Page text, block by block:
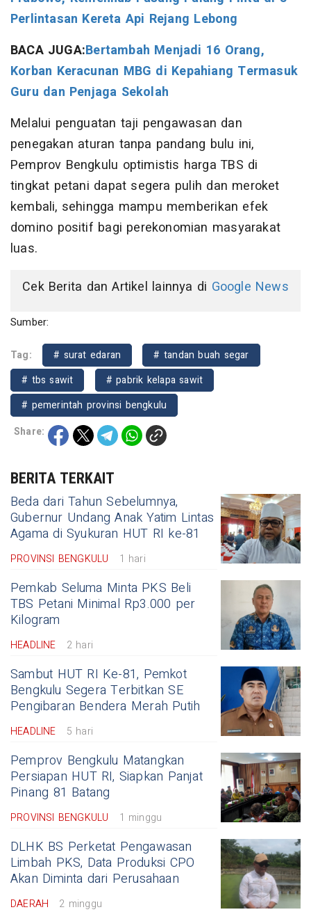
Perlintasan Kereta Api Rejang Lebong
BACA JUGA:Bertambah Menjadi 16 Orang,
Korban Keracunan MBG di Kepahiang Termasuk
Guru dan Penjaga Sekolah
Melalui penguatan taji pengawasan dan
penegakan aturan tanpa pandang bulu ini,
Pemprov Bengkulu optimistis harga TBS di
tingkat petani dapat segera pulih dan meroket
kembali, sehingga mampu memberikan efek
domino positif bagi perekonomian masyarakat
luas.
Cek Berita dan Artikel lainnya di Google News
Sumber:
Tag: # surat edaran
# tandan buah segar
# tbs sawit
# pabrik kelapa sawit
# pemerintah provinsi bengkulu
Share:
BERITA TERKAIT
Beda dari Tahun Sebelumnya,
Gubernur Undang Anak Yatim Lintas
Agama di Syukuran HUT RI ke-81
PROVINSI BENGKULU 1 hari
Pemkab Seluma Minta PKS Beli
TBS Petani Minimal Rp3.000 per
Kilogram
HEADLINE 2 hari
Sambut HUT RI Ke-81, Pemkot
Bengkulu Segera Terbitkan SE
Pengibaran Bendera Merah Putih
HEADLINE 5 hari
Pemprov Bengkulu Matangkan
Persiapan HUT RI, Siapkan Panjat
Pinang 81 Batang
PROVINSI BENGKULU 1 minggu
DLHK BS Perketat Pengawasan
Limbah PKS, Data Produksi CPO
Akan Diminta dari Perusahaan
DAERAH 2 minggu